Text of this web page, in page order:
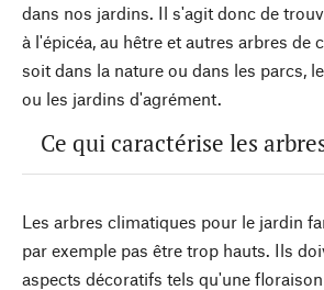
dans nos jardins. Il s'agit donc de
à l'épicéa, au hêtre et autres arbres de
soit dans la nature ou dans les parcs,
ou les jardins d'agrément.
Ce qui caractérise les
Les arbres climatiques pour le jardin
par exemple pas être trop hauts. Ils
aspects décoratifs tels qu'une